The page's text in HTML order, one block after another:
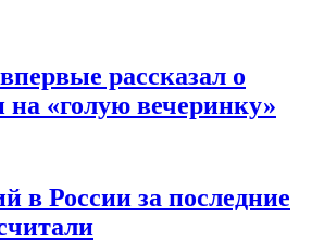
рассказал о
на «голую вечеринку»
в России за последние